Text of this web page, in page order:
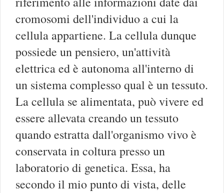
cromosomi dell'individuo a cui la
cellula appartiene. La cellula dunque
possiede un pensiero, un'attività
elettrica ed è autonoma all'interno di
un sistema complesso qual è un tessuto.
La cellula se alimentata, può vivere ed
essere allevata creando un tessuto
quando estratta dall'organismo vivo è
conservata in coltura presso un
laboratorio di genetica. Essa, ha
secondo il mio punto di vista, delle